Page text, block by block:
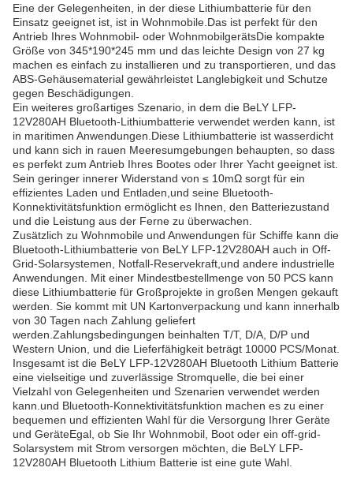
Eine der Gelegenheiten, in der diese Lithiumbatterie für den
Einsatz geeignet ist, ist in Wohnmobile.Das ist perfekt für den
Antrieb Ihres Wohnmobil- oder WohnmobilgerätsDie kompakte
Größe von 345*190*245 mm und das leichte Design von 27 kg
machen es einfach zu installieren und zu transportieren, und das
ABS-Gehäusematerial gewährleistet Langlebigkeit und Schutze
gegen Beschädigungen.
Ein weiteres großartiges Szenario, in dem die BeLY LFP-
12V280AH Bluetooth-Lithiumbatterie verwendet werden kann, ist
in maritimen Anwendungen.Diese Lithiumbatterie ist wasserdicht
und kann sich in rauen Meeresumgebungen behaupten, so dass
es perfekt zum Antrieb Ihres Bootes oder Ihrer Yacht geeignet ist.
Sein geringer innerer Widerstand von ≤ 10mΩ sorgt für ein
effizientes Laden und Entladen,und seine Bluetooth-
Konnektivitätsfunktion ermöglicht es Ihnen, den Batteriezustand
und die Leistung aus der Ferne zu überwachen.
Zusätzlich zu Wohnmobile und Anwendungen für Schiffe kann die
Bluetooth-Lithiumbatterie von BeLY LFP-12V280AH auch in Off-
Grid-Solarsystemen, Notfall-Reservekraft,und andere industrielle
Anwendungen. Mit einer Mindestbestellmenge von 50 PCS kann
diese Lithiumbatterie für Großprojekte in großen Mengen gekauft
werden. Sie kommt mit UN Kartonverpackung und kann innerhalb
von 30 Tagen nach Zahlung geliefert
werden.Zahlungsbedingungen beinhalten T/T, D/A, D/P und
Western Union, und die Lieferfähigkeit beträgt 10000 PCS/Monat.
Insgesamt ist die BeLY LFP-12V280AH Bluetooth Lithium Batterie
eine vielseitige und zuverlässige Stromquelle, die bei einer
Vielzahl von Gelegenheiten und Szenarien verwendet werden
kann.und Bluetooth-Konnektivitätsfunktion machen es zu einer
bequemen und effizienten Wahl für die Versorgung Ihrer Geräte
und GeräteEgal, ob Sie Ihr Wohnmobil, Boot oder ein off-grid-
Solarsystem mit Strom versorgen möchten, die BeLY LFP-
12V280AH Bluetooth Lithium Batterie ist eine gute Wahl.